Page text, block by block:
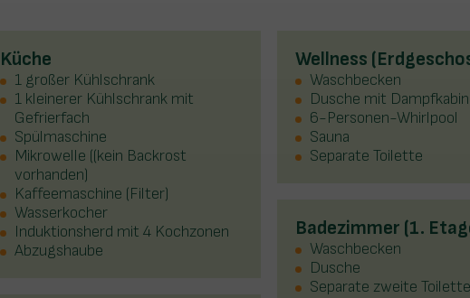
Küche
1 großer Kühlschrank
1 kleinerer Kühlschrank mit
Gefrierfach
Spülmaschine
Mikrowelle ((kein Backrost
vorhanden)
Kaffeemaschine (Filter)
Wasserkocher
Induktionsherd mit 4 Kochzonen
Abzugshaube
Wellness
Waschbecken
Dusche mit
6-Personen-Whirlpool
Sauna
Separate Toilette
Badezimmer (1.
Waschbecken
Dusche
Separate zweite Toilette